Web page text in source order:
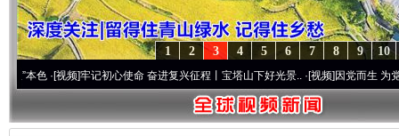
10
9
8
7
6
5
4
3
2
1
牢记初心使命 奋进复兴征程丨宝塔山下好光景..·[视频]因党而生 为党而战——百